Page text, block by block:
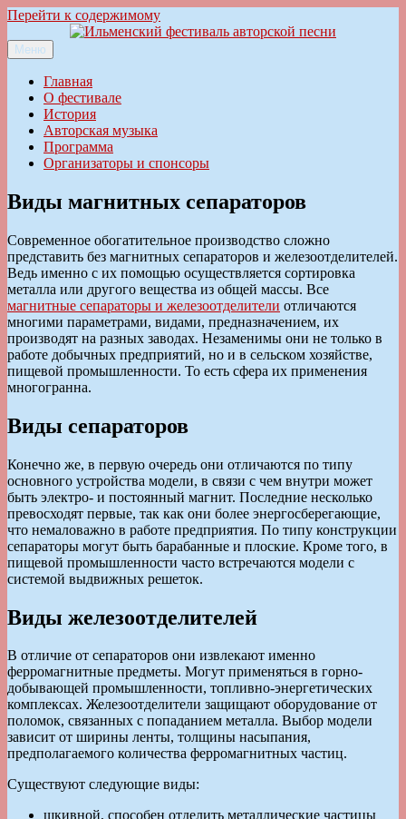
Перейти к содержимому
Ильменский фестиваль авторской песни
Меню
Главная
О фестивале
История
Авторская музыка
Программа
Организаторы и спонсоры
Виды магнитных сепараторов
Современное обогатительное производство сложно
представить без магнитных сепараторов и железоотделителей.
Ведь именно с их помощью осуществляется сортировка
металла или другого вещества из общей массы. Все
магнитные сепараторы и железоотделители отличаются
многими параметрами, видами, предназначением, их
производят на разных заводах. Незаменимы они не только в
работе добычных предприятий, но и в сельском хозяйстве,
пищевой промышленности. То есть сфера их применения
многогранна.
Виды сепараторов
Конечно же, в первую очередь они отличаются по типу
основного устройства модели, в связи с чем внутри может
быть электро- и постоянный магнит. Последние несколько
превосходят первые, так как они более энергосберегающие,
что немаловажно в работе предприятия. По типу конструкции
сепараторы могут быть барабанные и плоские. Кроме того, в
пищевой промышленности часто встречаются модели с
системой выдвижных решеток.
Виды железоотделителей
В отличие от сепараторов они извлекают именно
ферромагнитные предметы. Могут применяться в горно-
добывающей промышленности, топливно-энергетических
комплексах. Железоотделители защищают оборудование от
поломок, связанных с попаданием металла. Выбор модели
зависит от ширины ленты, толщины насыпания,
предполагаемого количества ферромагнитных частиц.
Существуют следующие виды:
шкивной, способен отделить металлические частицы